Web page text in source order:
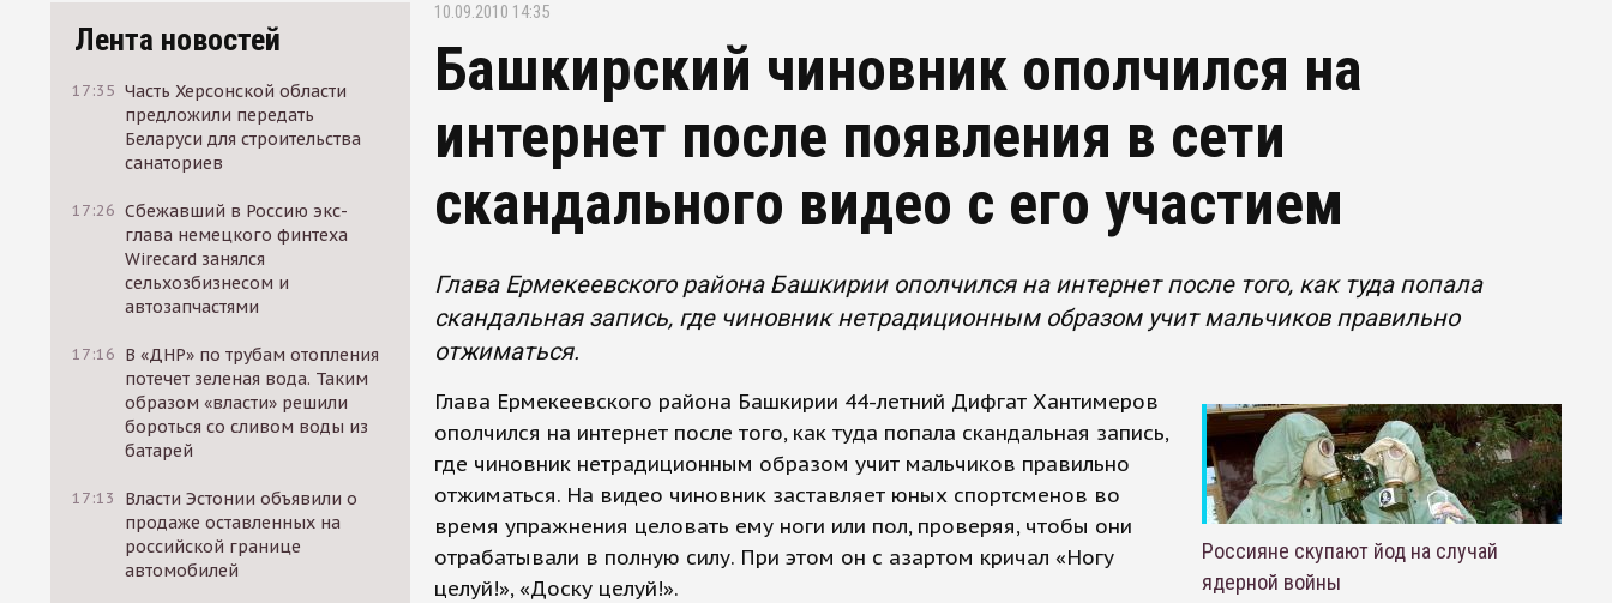
Лента новостей
17:35 Часть Херсонской области
предложили передать
Беларуси для строительства
санаториев
17:26 Сбежавший в Россию экс-
глава немецкого финтеха
Wirecard занялся
сельхозбизнесом и
автозапчастями
17:16 В «ДНР» по трубам отопления
потечет зеленая вода. Таким
образом «власти» решили
бороться со сливом воды из
батарей
17:13
Власти Эстонии объявили о
продаже оставленных на
российской границе
автомобилей
10.09.2010 14:35
Башкирский чиновник ополчился на
интернет после появления в сети
скандального видео с его участием
Глава Ермекеевского района Башкирии ополчился на интернет после того, как туда попала
скандальная запись, где чиновник нетрадиционным образом учит мальчиков правильно
отжиматься.
Глава Ермекеевского района Башкирии 44-летний Дифгат Хантимеров
ополчился на интернет после того, как туда попала скандальная запись,
где чиновник нетрадиционным образом учит мальчиков правильно
отжиматься. На видео чиновник заставляет юных спортсменов во
время упражнения целовать ему ноги или пол, проверяя, чтобы они
отрабатывали в полную силу. При этом он с азартом кричал «Ногу
целуй!», «Доску целуй!».
Россияне скупают йод на случай
ядерной войны